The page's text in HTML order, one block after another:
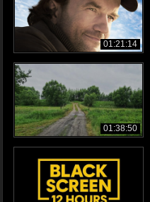
01:21:14
01:38:50